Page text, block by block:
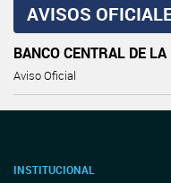
AVISOS
BANCO CENTRAL DE
Aviso Oficial
INSTITUCIONAL